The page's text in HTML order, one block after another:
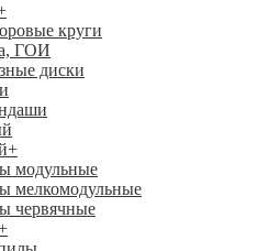
круги
ГОИ
диски
+
модульные
мелкомодульные
червячные